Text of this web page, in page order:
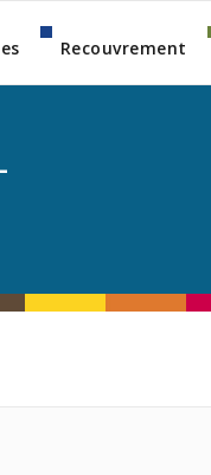
Recouvrement